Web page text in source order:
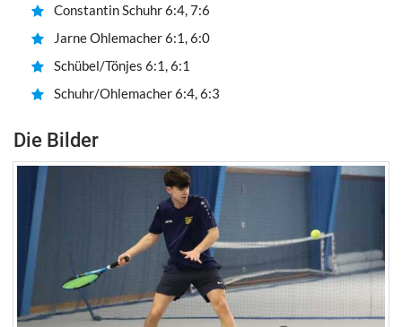
Constantin Schuhr 6:4, 7:6
Jarne Ohlemacher 6:1, 6:0
Schübel/Tönjes 6:1, 6:1
Schuhr/Ohlemacher 6:4, 6:3
Die Bilder